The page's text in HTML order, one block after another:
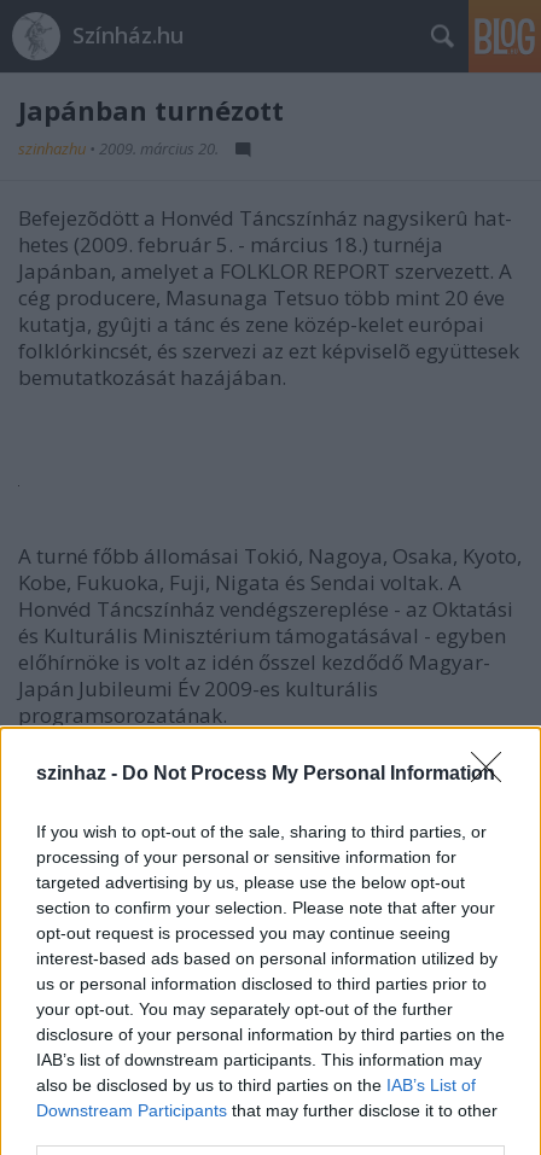
szinhaz - Do Not Process My Personal Information
If you wish to opt-out of the sale, sharing to third parties, or
processing of your personal or sensitive information for
targeted advertising by us, please use the below opt-out
section to confirm your selection. Please note that after your
opt-out request is processed you may continue seeing
interest-based ads based on personal information utilized by
us or personal information disclosed to third parties prior to
your opt-out. You may separately opt-out of the further
disclosure of your personal information by third parties on the
IAB’s list of downstream participants. This information may
also be disclosed by us to third parties on the IAB’s List of
Downstream Participants that may further disclose it to other
Színház.hu
Japánban turnézott
szinhazhu • 2009. március 20.
Befejezõdött a Honvéd Táncszínház nagysikerû hat-
hetes (2009. február 5. - március 18.) turnéja
Japánban, amelyet a FOLKLOR REPORT szervezett. A
cég producere, Masunaga Tetsuo több mint 20 éve
kutatja, gyûjti a tánc és zene közép-kelet európai
folklórkincsét, és szervezi az ezt képviselõ együttesek
bemutatkozását hazájában.
A turné főbb állomásai Tokió, Nagoya, Osaka, Kyoto,
Kobe, Fukuoka, Fuji, Nigata és Sendai voltak. A
Honvéd Táncszínház vendégszereplése - az Oktatási
és Kulturális Minisztérium támogatásával - egyben
előhírnöke is volt az idén ősszel kezdődő Magyar-
Japán Jubileumi Év 2009-es kulturális
programsorozatának.
művészeti vezetője vezette. A programot a közép-
kiemelt szerep jutott a cigánykultúrának, az erdélyi
Romafest együttes közreműködésével.
A fellépés sorozat kiemelkedő eseménye volt
Tokióban a National Olympics Memorial Youth
Center-ben valószereplés, ahol tiszteletét tette Bohár
Ernő, a Magyar Köztársaság Tokiói nagykövete,
Csehország, Lengyelország, Szlovákia, Szlovénia,
Románia és Ukrajna nagyköveteinek társaságában,
továbbá megjelentek a japán kulturális és
táncszakma jeles képviselői is.
A 28 előadást több mint 30 ezer néző látta, a
vendéglátók által igényelt néptánc tanításon hat
alkalommal közel 350-en vettek rész, míg a